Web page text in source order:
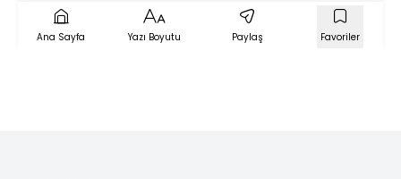
Ana Sayfa Yazı Boyutu Paylaş Favoriler